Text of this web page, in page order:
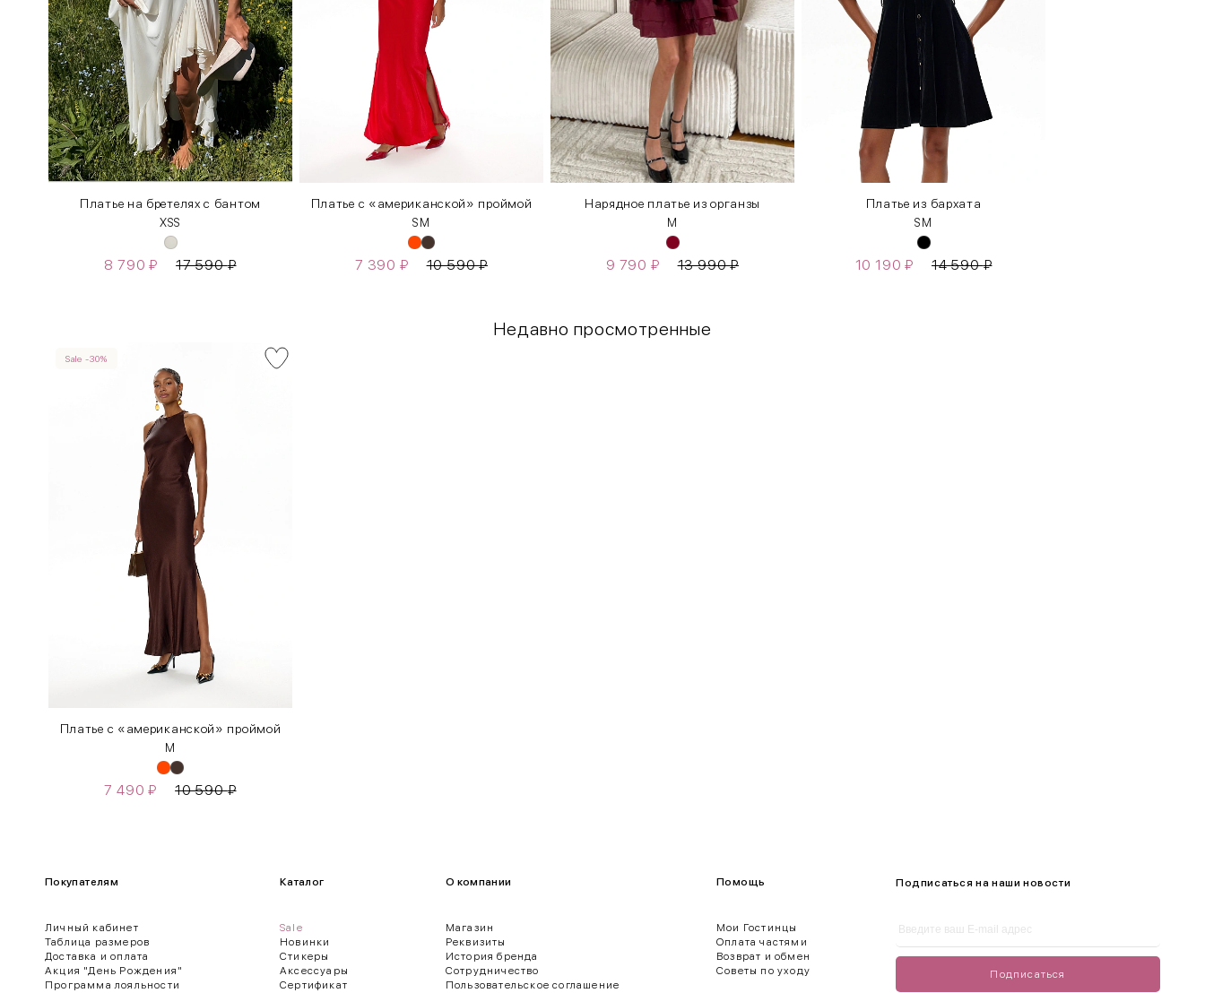
Платье на бретелях с бантом
XSS
8 790₽ 17 590₽
Платье с «американской» проймой
S M
7 390 ₽ 10 590₽
Нарядное платье из органзы
M
9 790 ₽ 13 990₽
Платье из бархата
S M
10 190₽ 14 590₽
Недавно просмотренные
Sale -30%
Платье с «американской» проймой
M
7 490₽ 10 590₽
Как правильно себя обмерить
Обхват груди (С)
Обхват бедер (F)
Измеряется горизонтально полу по наиболее выступающим точкам ягодиц.
Покупателям
Личный кабинет
Таблица размеров
Доставка и оплата
Акция "День Рождения"
Программа лояльности
Каталог
Sale
Новинки
Стикеры
Аксессуары
Сертификат
О компании
Магазин
Реквизиты
История бренда
Сотрудничество
Пользовательское соглашение
Помощь
Мои Гостинцы
Оплата частями
Возврат и обмен
Советы по уходу
Подписаться на наши новости
Подписаться